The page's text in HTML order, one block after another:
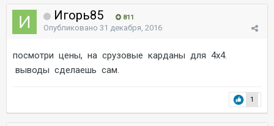
Игорь85 811
Опубликовано 31 декабря, 2016
посмотри цены, на срузовые карданы для 4х4.
выводы сделаешь сам.
1